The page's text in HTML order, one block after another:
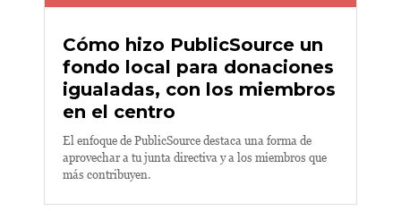
Cómo hizo PublicSource un
fondo local para donaciones
igualadas, con los miembros
en el centro
El enfoque de PublicSource destaca una forma de
aprovechar a tu junta directiva y a los miembros que
más contribuyen.